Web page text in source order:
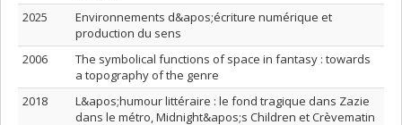
2025
Environnements d&apos;écriture numérique et
production du sens
2006
The symbolical functions of space in fantasy : towards
a topography of the genre
2018
L&apos;humour littéraire : le fond tragique dans Zazie
dans le métro, Midnight&apos;s Children et Crèvematin